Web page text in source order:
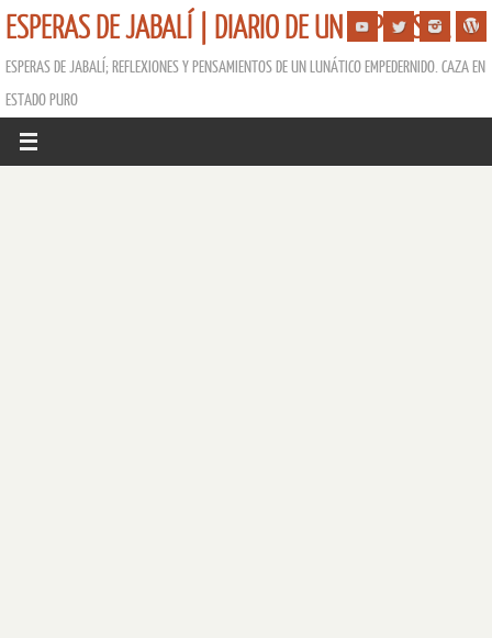
ESPERAS DE JABALÍ | DIARIO DE UN ESPERISTA
ESPERAS DE JABALÍ; REFLEXIONES Y PENSAMIENTOS DE UN LUNÁTICO EMPEDERNIDO. CAZA EN
ESTADO PURO